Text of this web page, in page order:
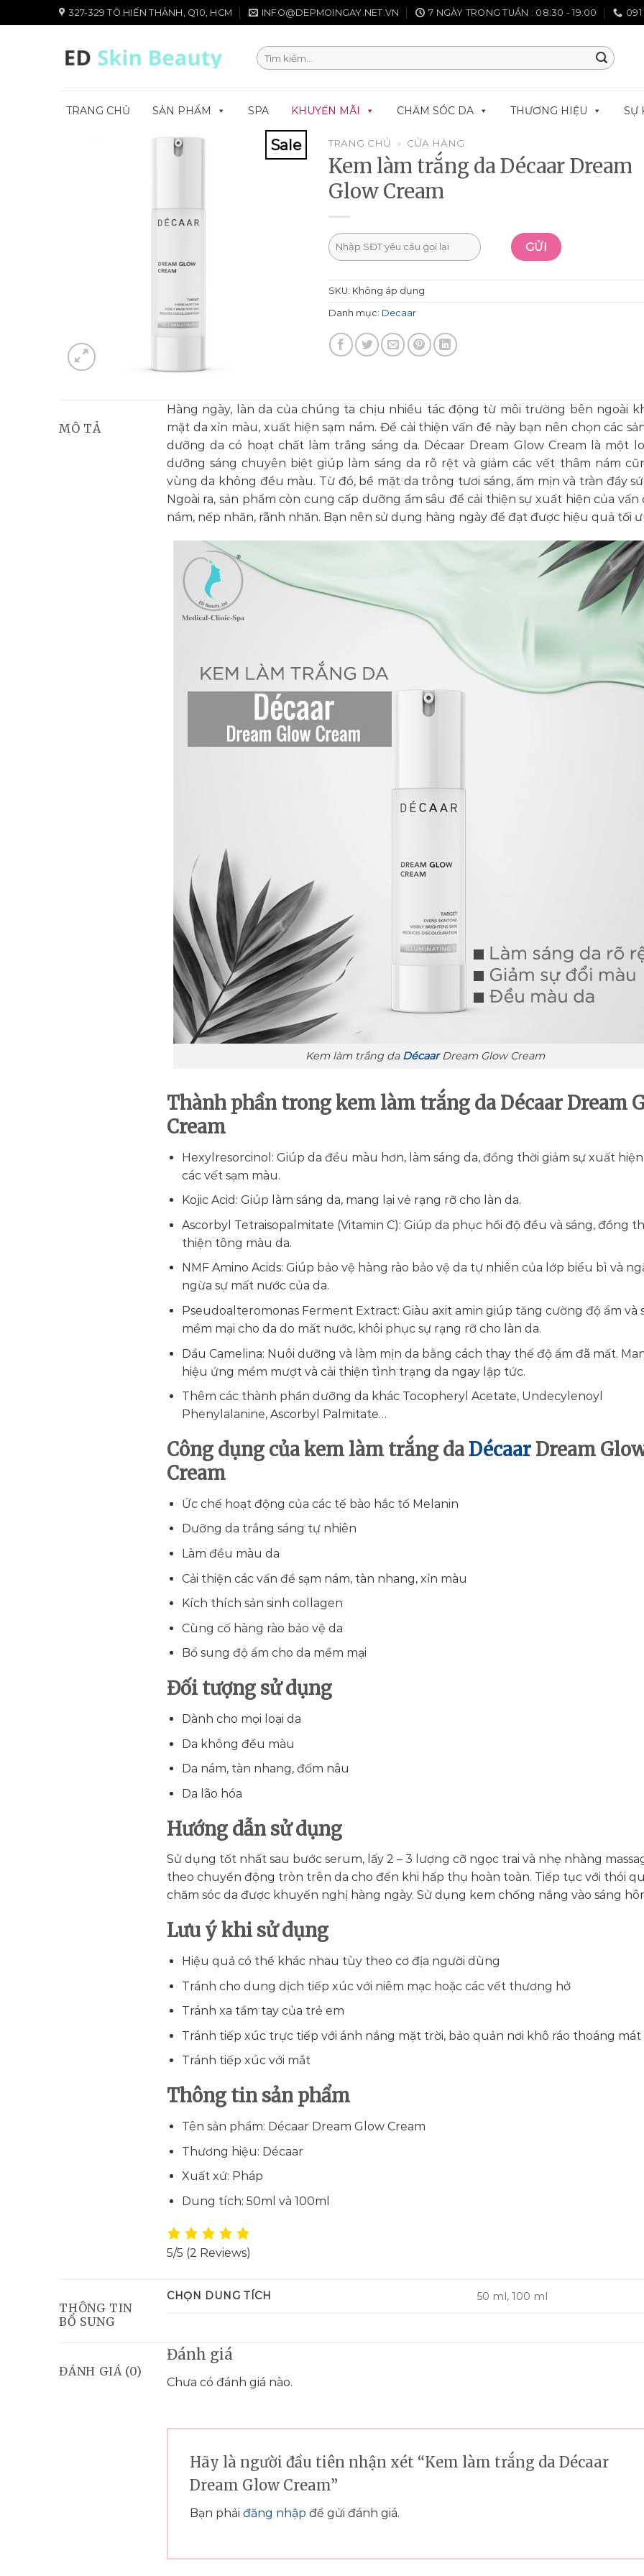
đến
327-329 TÔ HIẾN THÀNH, Q10, HCM INFO@DEPMOINGAY.NET.VN 7 NGÀY TRONG TUẦN : 08:30 - 19:00 091
Tìm
kiếm:
TRANG CHỦ SẢN PHẨM SPA KHUYẾN MÃI CHĂM SÓC DA THƯƠNG HIỆU SỰ
Sale TRANG CHỦ » CỬA HÀNG
Kem làm trắng da Décaar Dream
Glow Cream
SKU: Không áp dụng
Danh mục: Decaar
MÔ TẢ
Hàng ngày, làn da của chúng ta chịu nhiều tác động từ môi trường bên ngoài
mặt da xỉn màu, xuất hiện sạm nám. Để cải thiện vấn đề này bạn nên chọn các
dưỡng da có hoạt chất làm trắng sáng da. Décaar Dream Glow Cream là một
dưỡng sáng chuyên biệt giúp làm sáng da rõ rệt và giảm các vết thâm nám
vùng da không đều màu. Từ đó, bề mặt da trông tươi sáng, ẩm mịn và tràn đầy
Ngoài ra, sản phẩm còn cung cấp dưỡng ẩm sâu để cải thiện sự xuất hiện của vấn
nám, nếp nhăn, rãnh nhăn. Bạn nên sử dụng hàng ngày để đạt được hiệu quả tối
Kem làm trắng da DécaarDream Glow Cream
Thành phần trong kem làm trắng da Décaar Dream
Cream
Hexylresorcinol: Giúp da đều màu hơn, làm sáng da, đồng thời giảm sự xuất
các vết sạm màu.
Kojic Acid: Giúp làm sáng da, mang lại vẻ rạng rỡ cho làn da.
Ascorbyl Tetraisopalmitate (Vitamin C): Giúp da phục hồi độ đều và sáng, đồng
thiện tông màu da.
NMF Amino Acids: Giúp bảo vệ hàng rào bảo vệ da tự nhiên của lớp biểu bì và
ngừa sự mất nước của da.
Pseudoalteromonas Ferment Extract: Giàu axit amin giúp tăng cường độ ẩm và
mềm mại cho da do mất nước, khôi phục sự rạng rỡ cho làn da.
Dầu Camelina: Nuôi dưỡng và làm mịn da bằng cách thay thế độ ẩm đã mất.
hiệu ứng mềm mượt và cải thiện tình trạng da ngay lập tức.
Thêm các thành phần dưỡng da khác Tocopheryl Acetate, Undecylenoyl
Phenylalanine, Ascorbyl Palmitate…
Công dụng của kem làm trắng da DécaarDream
Cream
Ức chế hoạt động của các tế bào hắc tố Melanin
Dưỡng da trắng sáng tự nhiên
Làm đều màu da
Cải thiện các vấn đề sạm nám, tàn nhang, xỉn màu
Kích thích sản sinh collagen
Cùng cố hàng rào bảo vệ da
Bổ sung độ ẩm cho da mềm mại
Đối tượng sử dụng
Dành cho mọi loại da
Da không đều màu
Da nám, tàn nhang, đốm nâu
Da lão hóa
Hướng dẫn sử dụng
Sử dụng tốt nhất sau bước serum, lấy 2 – 3 lượng cỡ ngọc trai và nhẹ nhàng
theo chuyển động tròn trên da cho đến khi hấp thụ hoàn toàn. Tiếp tục với thói
chăm sóc da được khuyến nghị hàng ngày. Sử dụng kem chống nắng vào sáng
Lưu ý khi sử dụng
Hiệu quả có thể khác nhau tùy theo cơ địa người dùng
Tránh cho dung dịch tiếp xúc với niêm mạc hoặc các vết thương hở
Tránh xa tầm tay của trẻ em
Tránh tiếp xúc trực tiếp với ánh nắng mặt trời, bảo quản nơi khô ráo thoáng mát
Tránh tiếp xúc với mắt
Thông tin sản phẩm
Tên sản phẩm: Décaar Dream Glow Cream
Thương hiệu: Décaar
Xuất xứ: Pháp
Dung tích: 50ml và 100ml
5/5 (2 Reviews)
THÔNG TIN
BỔ SUNG
CHỌN DUNG TÍCH 50 ml, 100 ml
ĐÁNH GIÁ (0)
Đánh giá
Chưa có đánh giá nào.
Hãy là người đầu tiên nhận xét “Kem làm trắng da Décaar
Dream Glow Cream”
Bạn phải đăng nhập để gửi đánh giá.